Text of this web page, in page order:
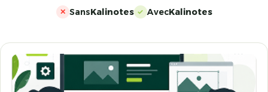
✕ SansKalinotes ✓ AvecKalinotes